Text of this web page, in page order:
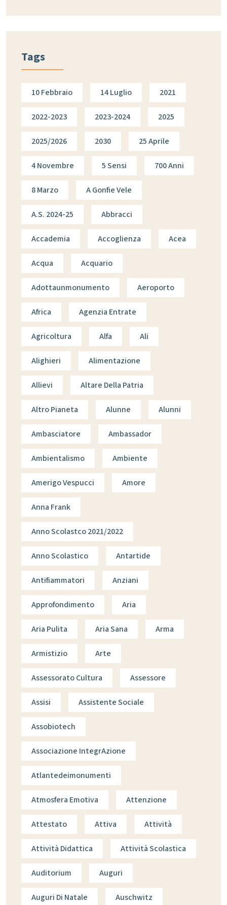
Tags
10 Febbraio 14 Luglio 2021
2022-2023 2023-2024 2025
2025/2026 2030 25 Aprile
4 Novembre 5 Sensi 700 Anni
8 Marzo A Gonfie Vele
A.s. 2024-25 Abbracci
Accademia Accoglienza Acea
Acqua Acquario
Adottaunmonumento Aeroporto
Africa Agenzia Entrate
Agricoltura Alfa Ali
Alighieri Alimentazione
Allievi Altare Della Patria
Altro Pianeta Alunne Alunni
Ambasciatore Ambassador
Ambientalismo Ambiente
Amerigo Vespucci Amore
Anna Frank
Anno Scolastco 2021/2022
Anno Scolastico Antartide
Antifiammatori Anziani
Approfondimento Aria
Aria Pulita Aria Sana Arma
Armistizio Arte
Assessorato Cultura Assessore
Assisi Assistente Sociale
Assobiotech
Associazione IntegrAzione
Atlantedeimonumenti
Atmosfera Emotiva Attenzione
Attestato Attiva Attività
Attività Didattica Attività Scolastica
Auditorium Auguri
Auguri Di Natale Auschwitz